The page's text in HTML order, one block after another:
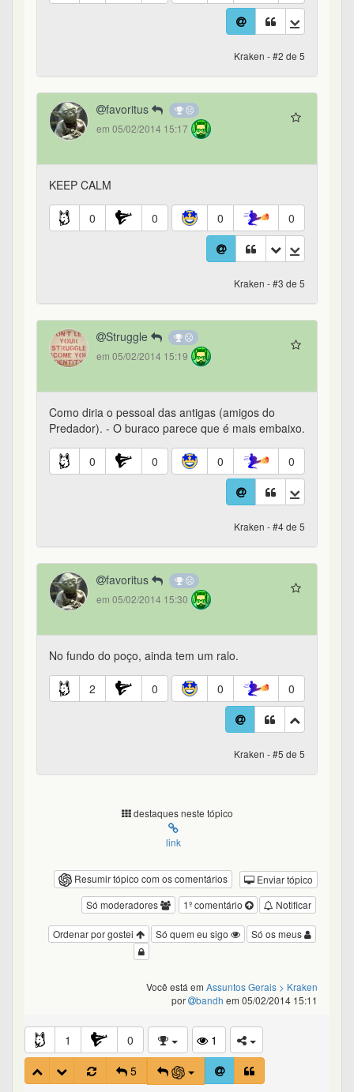
Kraken - #2 de 5
favoritus
em 05/02/2014 15:17
KEEP CALM
0 0 0 0
Kraken - #3 de 5
Struggle
em 05/02/2014 15:19
Como diria o pessoal das antigas (amigos do
Predador). - O buraco parece que é mais embaixo.
0 0 0 0
Kraken - #4 de 5
favoritus
em 05/02/2014 15:30
No fundo do poço, ainda tem um ralo.
2 0 0 0
Kraken - #5 de 5
destaques neste tópico
link
Resumir tópico com os comentários
Enviar tópico
Notificar
1º comentário
Só moderadores
Só os meus
Só quem eu sigo
Ordenar por gostei
Você está em Assuntos Gerais > Kraken
por
bandh em 05/02/2014 15:11
1 0
1
5